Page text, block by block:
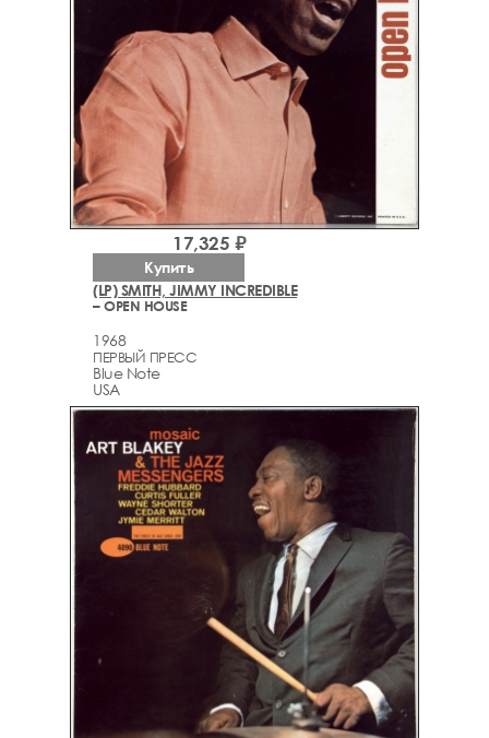
(LP) SMITH, JIMMY INCREDIBLE
– OPEN HOUSE
1968
ПЕРВЫЙ ПРЕСС
Blue Note
USA
17,325 ₽
Купить